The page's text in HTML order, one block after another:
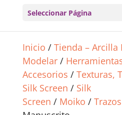
Seleccionar Página
Inicio / Tienda –
Modelar/
Accesorios / Texturas,
Silk Screen / Silk
Screen / Moiko / Trazos